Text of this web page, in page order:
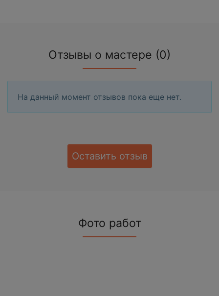
Отзывы о мастере (0)
На данный момент отзывов пока еще нет.
Оставить отзыв
Фото работ